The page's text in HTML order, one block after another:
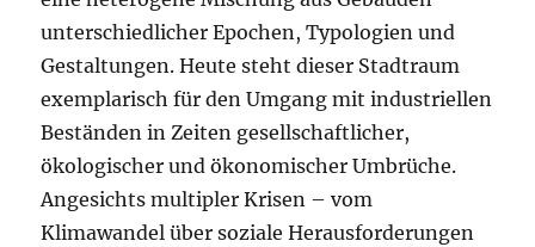
unterschiedlicher Epochen, Typologien und
Gestaltungen. Heute steht dieser Stadtraum
exemplarisch für den Umgang mit industriellen
Beständen in Zeiten gesellschaftlicher,
ökologischer und ökonomischer Umbrüche.
Angesichts multipler Krisen – vom
Klimawandel über soziale Herausforderungen